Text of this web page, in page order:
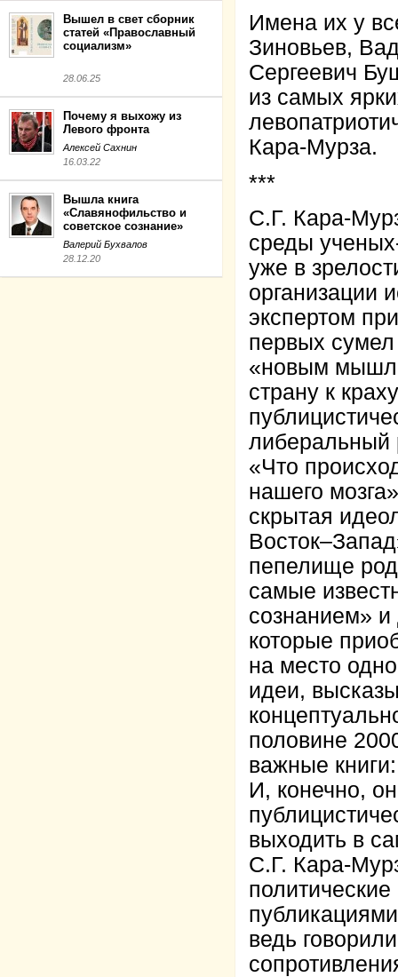
Вышел в свет сборник
статей «Православный
социализм»
28.06.25
Почему я выхожу из
Левого фронта
Алексей Сахнин
16.03.22
Вышла книга
«Славянофильство и
советское сознание»
Валерий Бухвалов
28.12.20
Имена их у
Зиновьев,
Сергеевич
из самых
Кара-Мурза.
***
С.Г. Кара-
среды
уже в
организации
экспертом
первых сумел
«новым
страну к
либеральный
«Что
нашего
скрытая
пепелище
самые
сознанием» и
которые
на место
идеи,
половине
важные
И, конечно,
выходить в
С.Г. Кара-
ведь